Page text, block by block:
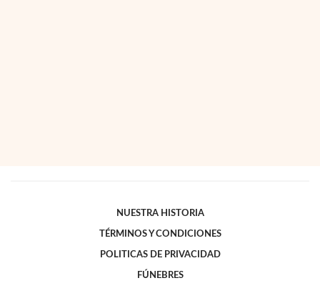
NUESTRA HISTORIA
TÉRMINOS Y CONDICIONES
POLITICAS DE PRIVACIDAD
FÚNEBRES